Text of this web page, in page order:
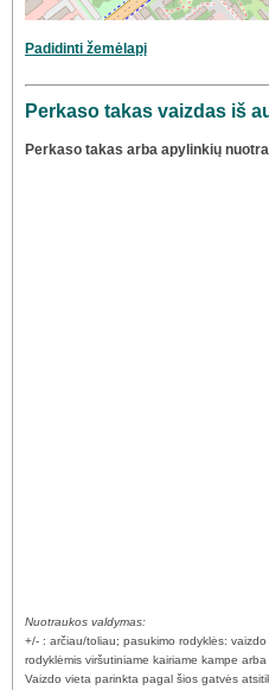
Padidinti žemėlapį
Perkaso takas vaizdas iš
Perkaso takas arba apylinkių
Nuotraukos valdymas:
+/- : arčiau/toliau; pasukimo rodyklės:
rodyklėmis viršutiniame kairiame kampe arba
Vaizdo vieta parinkta pagal šios gatvės